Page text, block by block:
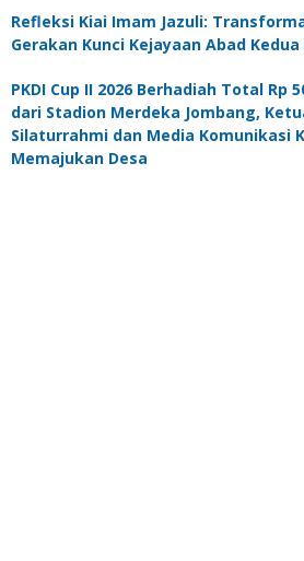
Refleksi Kiai Imam Jazuli:
Gerakan Kunci Kejayaan Abad Kedua
PKDI Cup II 2026 Berhadiah Total Rp
dari Stadion Merdeka Jombang,
Silaturrahmi dan Media Komunikasi
Memajukan Desa